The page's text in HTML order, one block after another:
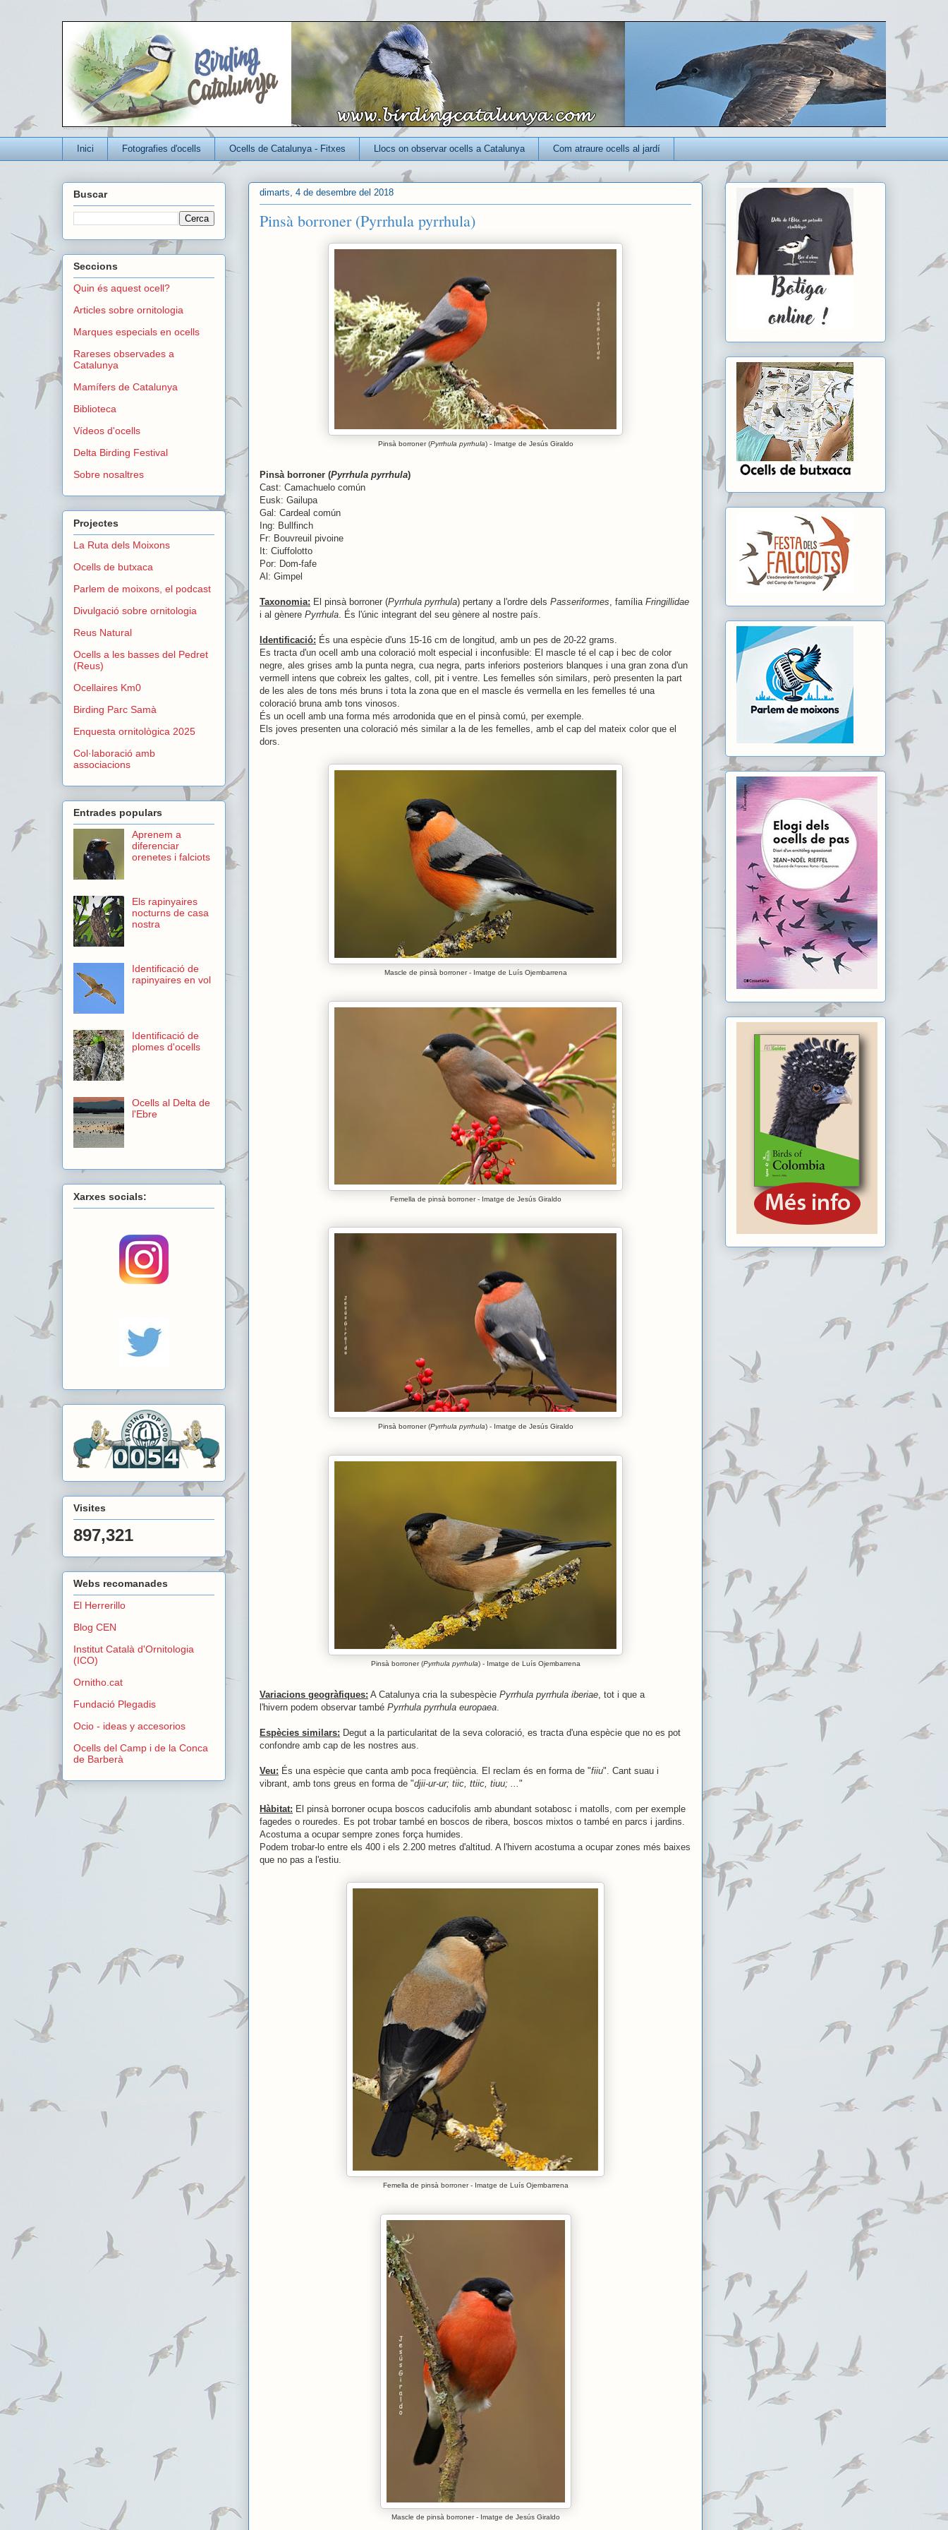
Un blog per conèixer millor els ocells que viuen a Catalunya
Inici Fotografies d'ocells Ocells de Catalunya - Fitxes Llocs on observar ocells a Catalunya Com atraure ocells al jardí
dimarts, 4 de desembre del 2018
Pinsà borroner (Pyrrhula pyrrhula)
Pinsà borroner (Pyrrhula pyrrhula) - Imatge de Jesús Giraldo
Pinsà borroner (Pyrrhula pyrrhula)
Cast: Camachuelo común
Eusk: Gailupa
Gal: Cardeal común
Ing: Bullfinch
Fr: Bouvreuil pivoine
It: Ciuffolotto
Por: Dom-fafe
Al: Gimpel
Taxonomia: El pinsà borroner (Pyrrhula pyrrhula) pertany a l'ordre dels Passeriformes, família Fringillidae
i al gènere Pyrrhula. És l'únic integrant del seu gènere al nostre país.
Identificació: És una espècie d'uns 15-16 cm de longitud, amb un pes de 20-22 grams.
Es tracta d'un ocell amb una coloració molt especial i inconfusible: El mascle té el cap i bec de color
negre, ales grises amb la punta negra, cua negra, parts inferiors posteriors blanques i una gran zona d'un
vermell intens que cobreix les galtes, coll, pit i ventre. Les femelles són similars, però presenten la part
de les ales de tons més bruns i tota la zona que en el mascle és vermella en les femelles té una
coloració bruna amb tons vinosos.
És un ocell amb una forma més arrodonida que en el pinsà comú, per exemple.
Els joves presenten una coloració més similar a la de les femelles, amb el cap del mateix color que el
dors.
Mascle de pinsà borroner - Imatge de Luís Ojembarrena
Femella de pinsà borroner - Imatge de Jesús Giraldo
Pinsà borroner (Pyrrhula pyrrhula) - Imatge de Jesús Giraldo
Pinsà borroner (Pyrrhula pyrrhula) - Imatge de Luís Ojembarrena
Variacions geogràfiques: A Catalunya cria la subespècie Pyrrhula pyrrhula iberiae, tot i que a
l'hivern podem observar també Pyrrhula pyrrhula europaea.
Espècies similars: Degut a la particularitat de la seva coloració, es tracta d'una espècie que no es pot
confondre amb cap de les nostres aus.
Veu: És una espècie que canta amb poca freqüència. El reclam és en forma de "fiiu". Cant suau i
vibrant, amb tons greus en forma de "djii-ur-ur; tiic, ttiic, tiuu; ..."
Hàbitat: El pinsà borroner ocupa boscos caducifolis amb abundant sotabosc i matolls, com per exemple
fagedes o rouredes. Es pot trobar també en boscos de ribera, boscos mixtos o també en parcs i jardins.
Acostuma a ocupar sempre zones força humides.
Podem trobar-lo entre els 400 i els 2.200 metres d'altitud. A l'hivern acostuma a ocupar zones més baixes
que no pas a l'estiu.
Femella de pinsà borroner - Imatge de Luís Ojembarrena
Mascle de pinsà borroner - Imatge de Jesús Giraldo
Buscar
Seccions
Quin és aquest ocell?
Articles sobre ornitologia
Marques especials en ocells
Rareses observades a
Catalunya
Mamífers de Catalunya
Biblioteca
Vídeos d'ocells
Delta Birding Festival
Sobre nosaltres
Projectes
La Ruta dels Moixons
Ocells de butxaca
Parlem de moixons, el podcast
Divulgació sobre ornitologia
Reus Natural
Ocells a les basses del Pedret
(Reus)
Ocellaires Km0
Birding Parc Samà
Enquesta ornitològica 2025
Col·laboració amb
associacions
Entrades populars
Aprenem a
diferenciar
orenetes i falciots
Els rapinyaires
nocturns de casa
nostra
Identificació de
rapinyaires en vol
Identificació de
plomes d'ocells
Ocells al Delta de
l'Ebre
Xarxes socials:
Visites
897,321
Webs recomanades
El Herrerillo
Blog CEN
Institut Català d'Ornitologia
(ICO)
Ornitho.cat
Fundació Plegadis
Ocio - ideas y accesorios
Ocells del Camp i de la Conca
de Barberà